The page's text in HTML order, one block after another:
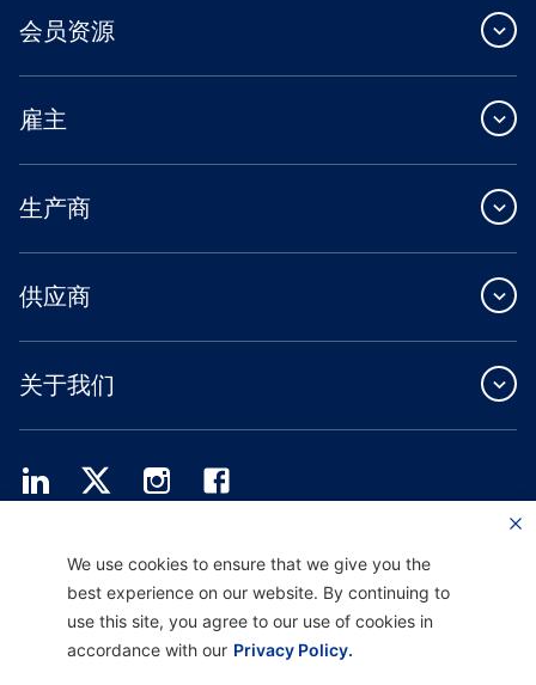
会员资源
雇主
生产商
供应商
关于我们
Providence Health Plan 提供商业团体、个人健康保障和 ASO 服务。
Providence Health Assurance 是一家 HMO、HMO-POS 和 HMO SNP，与
Medicare 和俄勒冈州健康计划签有合同。Providence Health Assurance 的注册取决
于合同续约。
We use cookies to ensure that we give you the
best experience on our website. By continuing to
use this site, you agree to our use of cookies in
accordance with our Privacy Policy.